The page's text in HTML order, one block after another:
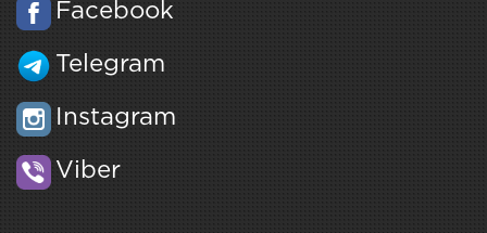
Facebook
Telegram
Instagram
Viber